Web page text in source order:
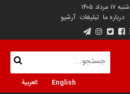
شنبه ۱۷ مرداد ۱۴۰۵
درباره ما تبلیغات آرشیو
English العربية